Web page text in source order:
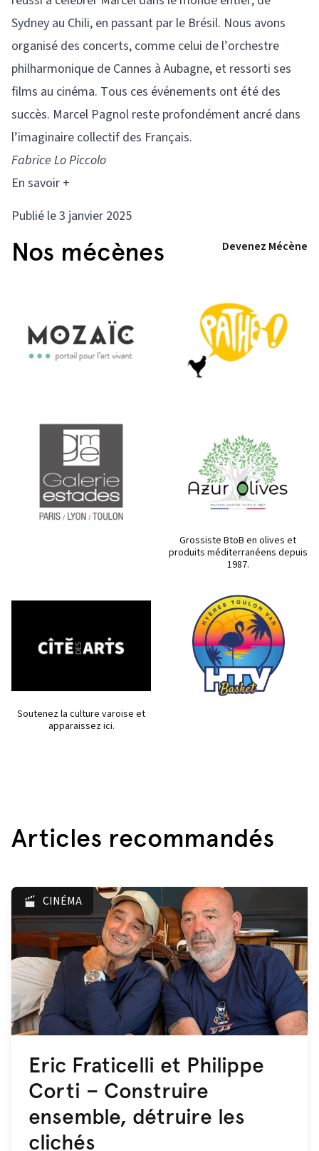
Sydney au Chili, en passant par le Brésil. Nous avons
organisé des concerts, comme celui de l’orchestre
philharmonique de Cannes à Aubagne, et ressorti ses
films au cinéma. Tous ces événements ont été des
succès. Marcel Pagnol reste profondément ancré dans
l’imaginaire collectif des Français.
Fabrice Lo Piccolo
En savoir +
Publié le 3 janvier 2025
Nos mécènes Devenez Mécène
Grossiste BtoB en olives et
produits méditerranéens depuis
1987.
Soutenez la culture varoise et
apparaissez ici.
Articles recommandés
CINÉMA
Eric Fraticelli et Philippe
Corti – Construire
ensemble, détruire les
clichés